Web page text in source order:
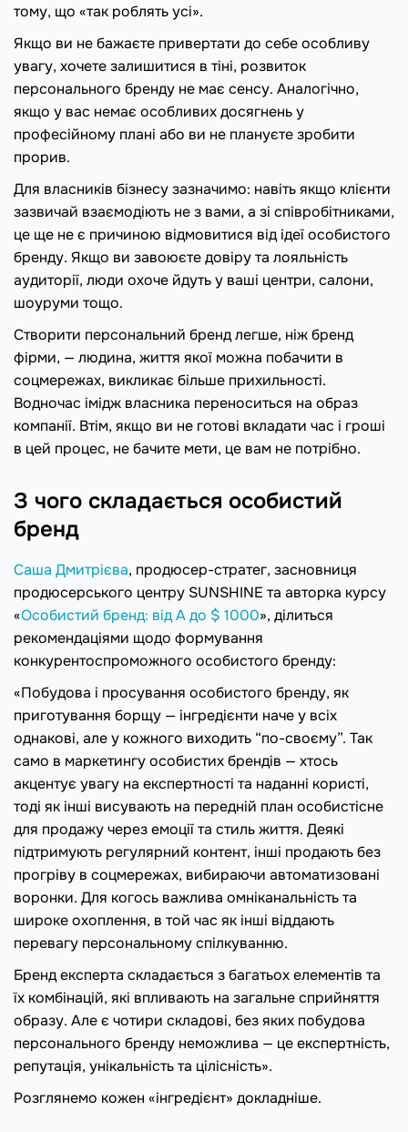
тому, що «так роблять усі».
Якщо ви не бажаєте привертати до себе особливу
увагу, хочете залишитися в тіні, розвиток
персонального бренду не має сенсу. Аналогічно,
якщо у вас немає особливих досягнень у
професійному плані або ви не плануєте зробити
прорив.
Для власників бізнесу зазначимо: навіть якщо клієнти
зазвичай взаємодіють не з вами, а зі співробітниками,
це ще не є причиною відмовитися від ідеї особистого
бренду. Якщо ви завоюєте довіру та лояльність
аудиторії, люди охоче йдуть у ваші центри, салони,
шоуруми тощо.
Створити персональний бренд легше, ніж бренд
фірми, — людина, життя якої можна побачити в
соцмережах, викликає більше прихильності.
Водночас імідж власника переноситься на образ
компанії. Втім, якщо ви не готові вкладати час і гроші
в цей процес, не бачите мети, це вам не потрібно.
З чого складається особистий
бренд
Саша Дмитрієва, продюсер-стратег, засновниця
продюсерського центру SUNSHINE та авторка курсу
«Особистий бренд: від А до $ 1000», ділиться
рекомендаціями щодо формування
конкурентоспроможного особистого бренду:
«Побудова і просування особистого бренду, як
приготування борщу — інгредієнти наче у всіх
однакові, але у кожного виходить “по-своєму”. Так
само в маркетингу особистих брендів — хтось
акцентує увагу на експертності та наданні користі,
тоді як інші висувають на передній план особистісне
для продажу через емоції та стиль життя. Деякі
підтримують регулярний контент, інші продають без
прогріву в соцмережах, вибираючи автоматизовані
воронки. Для когось важлива омніканальність та
широке охоплення, в той час як інші віддають
перевагу персональному спілкуванню.
Бренд експерта складається з багатьох елементів та
їх комбінацій, які впливають на загальне сприйняття
образу. Але є чотири складові, без яких побудова
персонального бренду неможлива — це експертність,
репутація, унікальність та цілісність».
Розглянемо кожен «інгредієнт» докладніше.